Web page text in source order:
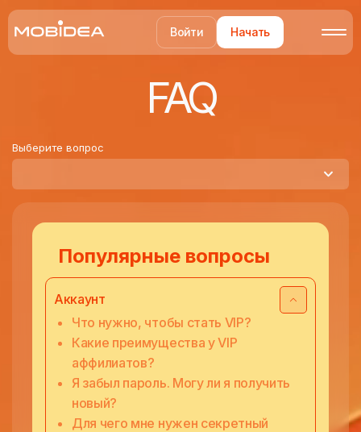
Войти Начать
FAQ
Выберите вопрос
Популярные вопросы
Аккаунт
Что нужно, чтобы стать VIP?
Какие преимущества у VIP
аффилиатов?
Я забыл пароль. Могу ли я получить
новый?
Для чего мне нужен секретный